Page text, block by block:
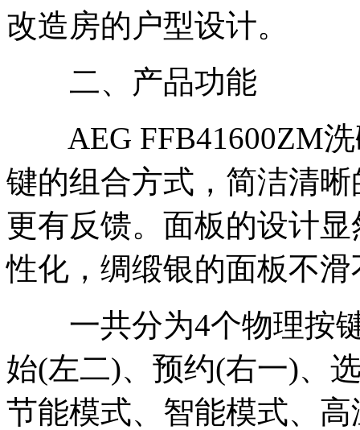
改造房的户型设计。
二、产品功能
AEG FFB41600ZM洗
键的组合方式，简洁清
更有反馈。面板的设计
性化，绸缎银的面板不
一共分为4个物理按键
始(左二)、预约(右一)、
节能模式、智能模式、